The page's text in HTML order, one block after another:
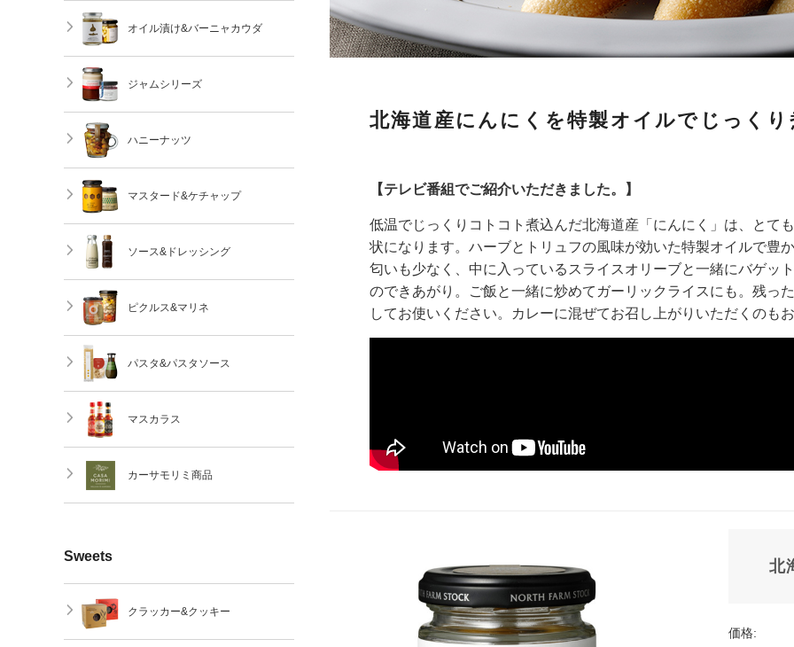
北海道産にんにくを特製オイルでじっくり
【テレビ番組でご紹介いただきました。】
低温でじっくりコトコト煮込んだ北海道産「にんにく」は、とて
状になります。ハーブとトリュフの風味が効いた特製オイルで豊
匂いも少なく、中に入っているスライスオリーブと一緒にバゲッ
のできあがり。ご飯と一緒に炒めてガーリックライスにも。残っ
してお使いください。カレーに混ぜてお召し上がりいただくのもお
北
価格:
オイル漬け&バーニャカウダ
ジャムシリーズ
ハニーナッツ
マスタード&ケチャップ
ソース&ドレッシング
ピクルス&マリネ
パスタ&パスタソース
マスカラス
カーサモリミ商品
Sweets
クラッカー&クッキー